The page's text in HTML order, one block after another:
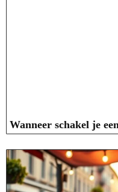
Wanneer schakel je